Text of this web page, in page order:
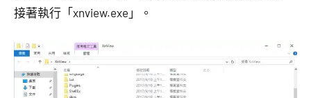
接著執行「xnview.exe」。